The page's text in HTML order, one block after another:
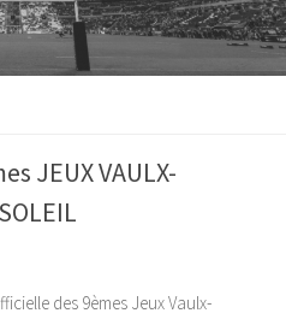
JEUX VAULX-
des 9èmes Jeux Vaulx-